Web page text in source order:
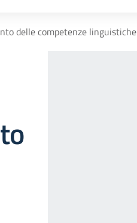
delle competenze linguistiche